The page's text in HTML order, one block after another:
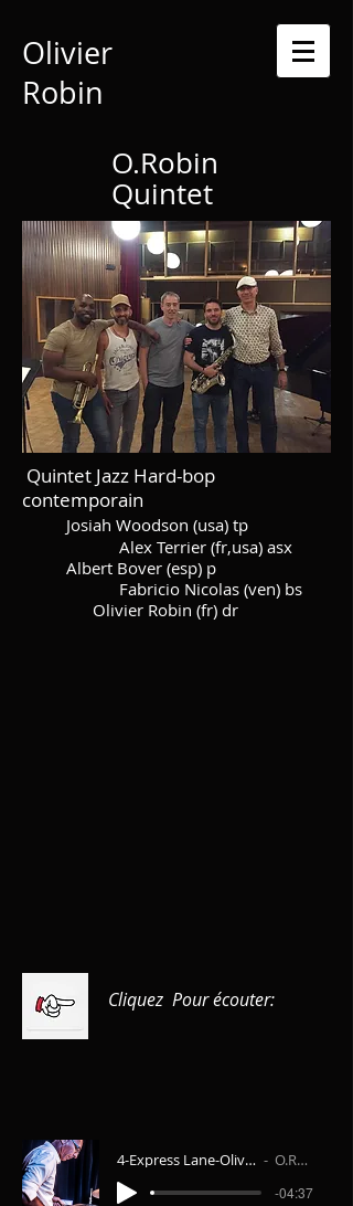
Olivier
Robin
O.Robin
Quintet
Quintet Jazz Hard-bop
contemporain
Josiah Woodson (usa) tp
Alex Terrier (fr,usa) asx
Albert Bover (esp) p
Fabricio Nicolas (ven) bs
Olivier Robin (fr) dr
Cliquez Pour écouter:
4-Express Lane-Olivier Robin Quintet 1 O.Robin 5tet
-04:37